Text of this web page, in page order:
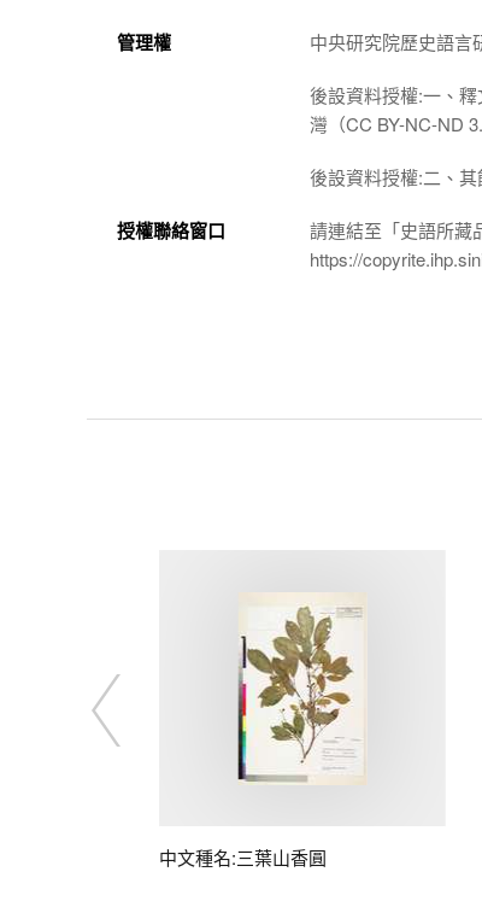
管理權 中央研究院歷史語言
後設資料授權:一、
灣（CC BY-NC-ND
後設資料授權:二、
授權聯絡窗口
請連結至「史語所藏
https://
中文種名:三葉山香圓